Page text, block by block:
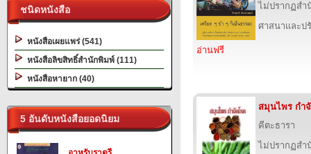
ชนิดหนังสือ
หนังสือเผยแพร่ (541)
หนังสือลิขสิทธิ์สำนักพิมพ์ (111)
หนังสือหายาก (40)
5 อันดับหนังสือยอดนิยม
ไม่ปรากฏส
ศาสนาและป
อ่านฟรี
สมุนไพร กำ
คีตะธารา
ไม่ปรากฏส